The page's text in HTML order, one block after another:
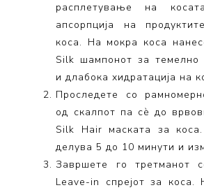
расплетување на
апсорпција на
коса. На мокра коса
Silk шампонот за темелно
и длабока хидратација на
Проследете со
од скалпот па сѐ до
Silk Hair маската за
делува 5 до 10 минути и
Завршете го третманот
Leave-in спрејот за коса.